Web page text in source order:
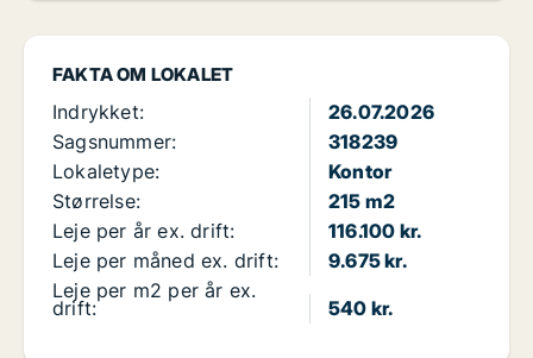
FAKTA OM LOKALET
Indrykket:
26.07.2026
Sagsnummer:
318239
Lokaletype:
Kontor
Størrelse:
215 m2
Leje per år ex. drift:
116.100 kr.
Leje per måned ex. drift:
9.675 kr.
Leje per m2 per år ex.
drift: 540 kr.